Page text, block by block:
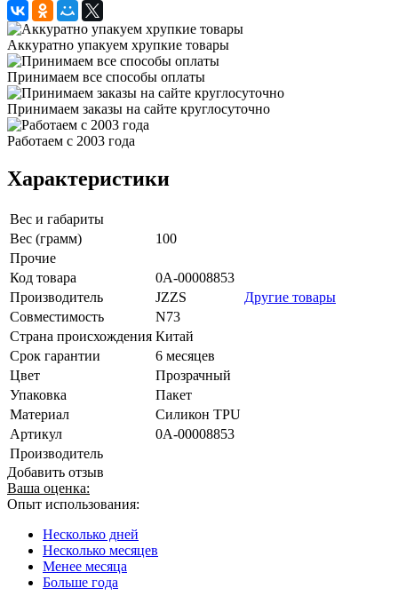
Аккуратно упакуем хрупкие товары
Принимаем все способы оплаты
Принимаем заказы на сайте круглосуточно
Работаем с 2003 года
Характеристики
Вес и габариты
Вес (грамм)
100
Прочие
Код товара
0А-00008853
Производитель
JZZS
Другие товары
Совместимость
N73
Страна происхождения Китай
Срок гарантии
6 месяцев
Цвет
Прозрачный
Упаковка
Пакет
Материал
Силикон TPU
Артикул
0А-00008853
Производитель
Добавить отзыв
Ваша оценка:
Опыт использования:
Несколько дней
Несколько месяцев
Менее месяца
Больше года